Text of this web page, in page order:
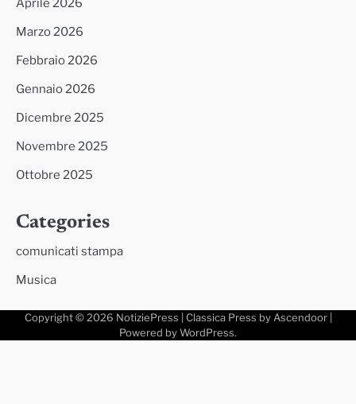
Aprile 2026
Marzo 2026
Febbraio 2026
Gennaio 2026
Dicembre 2025
Novembre 2025
Ottobre 2025
Categories
comunicati stampa
Musica
Copyright © 2026 NotiziePress | Classica Press by Ascendoor|
Powered by WordPress.